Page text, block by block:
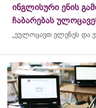
ინგლისური ენის
ჩაბარებას
„ვულოცავთ ელენეს და